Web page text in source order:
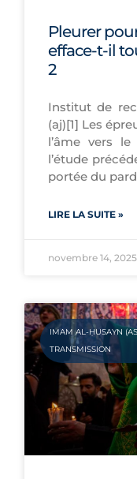
Pleurer
efface-t-il
2
Institut de
(aj)[1] Les
l’âme vers
l’étude
portée du
LIRE LA SUITE »
novembre 14, 2025
IMAM AL-ḤUSAYN
TRANSMISSION